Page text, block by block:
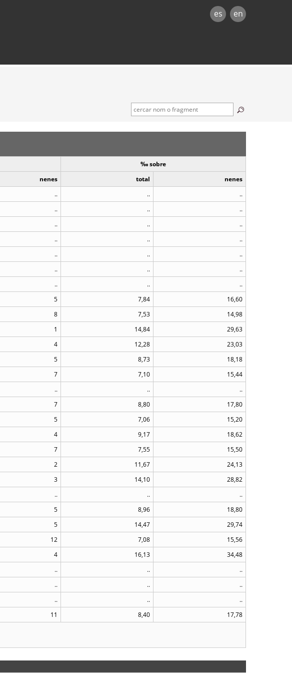
es en
‰ sobre
nenes total
nenes
.. ..
..
.. ..
..
.. ..
..
.. ..
..
.. ..
..
.. ..
..
.. ..
..
5 7,84
16,60
8 7,53
14,98
1 14,84
29,63
4 12,28
23,03
5 8,73
18,18
7 7,10
15,44
.. ..
..
7 8,80
17,80
5 7,06
15,20
4 9,17
18,62
7 7,55
15,50
2 11,67
24,13
3 14,10
28,82
.. ..
..
5 8,96
18,80
5 14,47
29,74
12 7,08
15,56
4 16,13
34,48
.. ..
..
.. ..
..
.. ..
..
11 8,40
17,78